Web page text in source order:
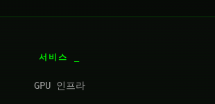
서비스
GPU 인프라